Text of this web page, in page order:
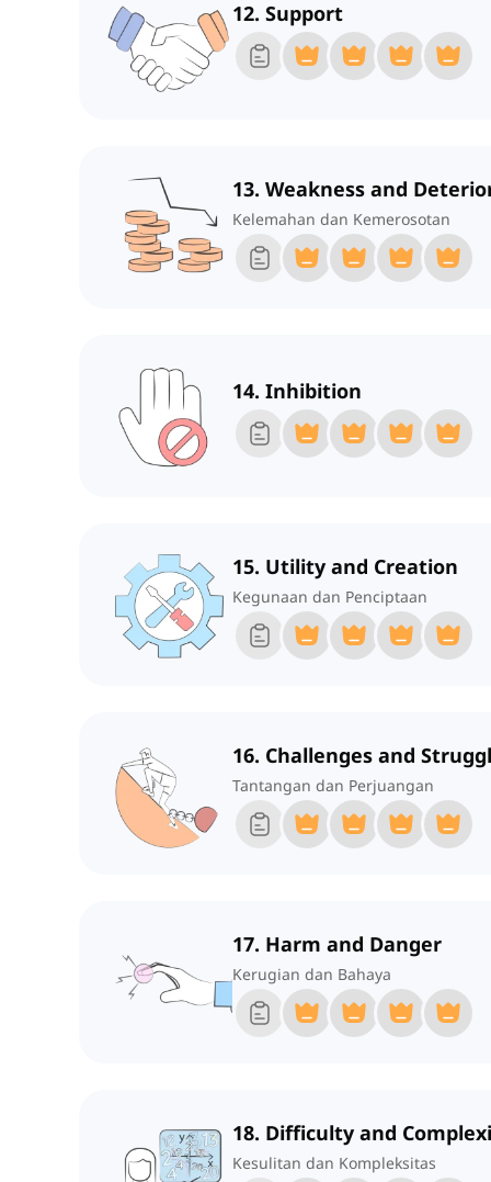
12. Support
13. Weakness and
Kelemahan dan Kemerosotan
14. Inhibition
15. Utility and Creation
Kegunaan dan Penciptaan
16. Challenges and
Tantangan dan Perjuangan
17. Harm and Danger
Kerugian dan Bahaya
18. Difficulty and
Kesulitan dan Kompleksitas